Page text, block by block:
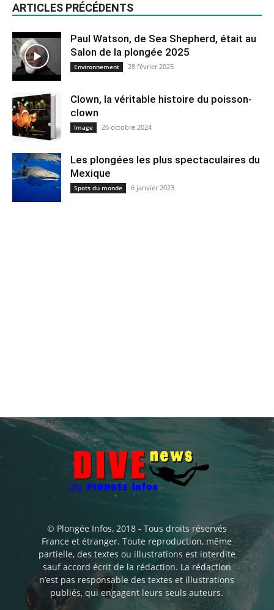
ARTICLES PRÉCÉDENTS
Paul Watson, de Sea Shepherd, était au
Salon de la plongée 2025
Environnement 28 février 2025
Clown, la véritable histoire du poisson-
clown
Image 26 octobre 2024
Les plongées les plus spectaculaires du
Mexique
Spots du monde 6 janvier 2023
© Plongée Infos, 2018 - Tous droits réservés
France et étranger. Toute reproduction, même
partielle, des textes ou illustrations est interdite
sauf accord écrit de la rédaction. La rédaction
n’est pas responsable des textes et illustrations
publiés, qui engagent leurs seuls auteurs.